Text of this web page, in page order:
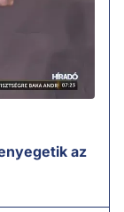
az